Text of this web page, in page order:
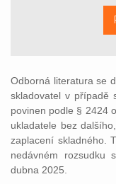
Odborná literatura se
skladovatel v případě
povinen podle § 2424
ukladatele bez
zaplacení skladného.
nedávném rozsudku
dubna 2025.